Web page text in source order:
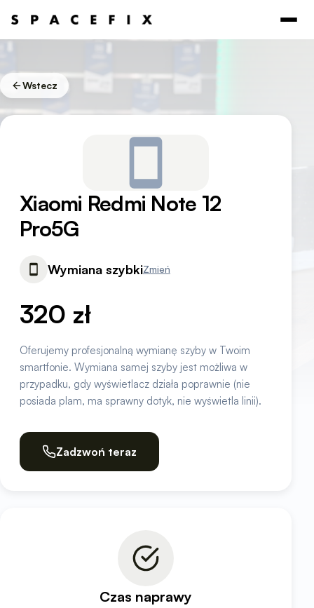
Wstecz
Xiaomi Redmi Note 12
Pro5G
Wymiana szybkiZmień
320 zł
Oferujemy profesjonalną wymianę szyby w Twoim
smartfonie. Wymiana samej szyby jest możliwa w
przypadku, gdy wyświetlacz działa poprawnie (nie
posiada plam, ma sprawny dotyk, nie wyświetla linii).
Zadzwoń teraz
Czas naprawy